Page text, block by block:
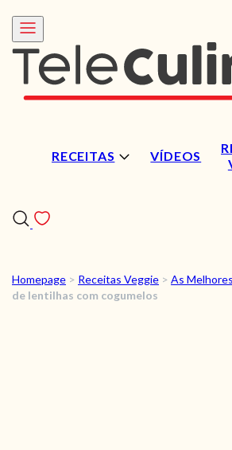
RECEITAS VÍDEOS
RECEITAS
Homepage > Receitas Veggie > As
de lentilhas com cogumelos